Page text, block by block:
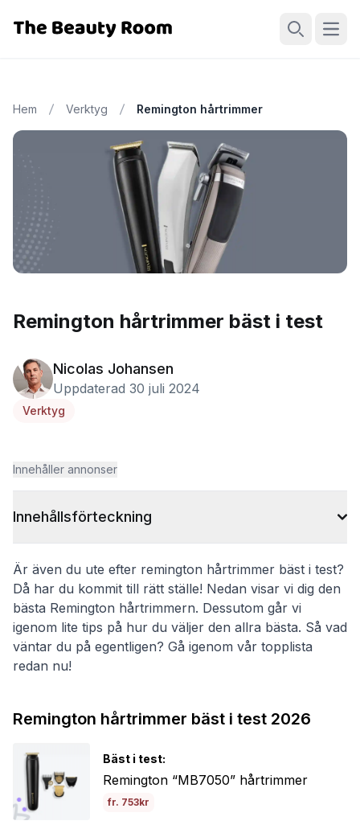
Hem Verktyg Remington hårtrimmer
Remington hårtrimmer bäst i test
Nicolas Johansen
Uppdaterad 30 juli 2024
Verktyg
Innehåller annonser
Innehållsförteckning
Är även du ute efter remington hårtrimmer bäst i test?
Då har du kommit till rätt ställe! Nedan visar vi dig den
bästa Remington hårtrimmern. Dessutom går vi
igenom lite tips på hur du väljer den allra bästa. Så vad
väntar du på egentligen? Gå igenom vår topplista
redan nu!
Remington hårtrimmer bäst i test 2026
Bäst i test:
Remington “MB7050” hårtrimmer
fr. 753kr